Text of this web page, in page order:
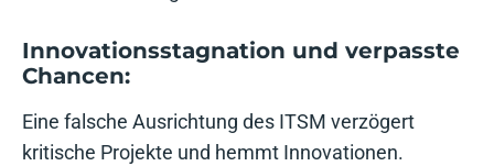
Innovationsstagnation und verpasste
Chancen:
Eine falsche Ausrichtung des ITSM verzögert
kritische Projekte und hemmt Innovationen.